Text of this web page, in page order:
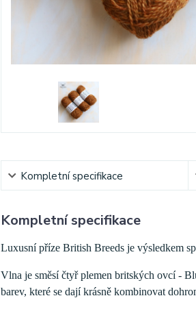
Kompletní specifikace
Kompletní specifikace
Luxusní příze British Breeds je výsledkem
Vlna je směsí čtyř plemen britských ovcí -
barev, které se dají krásně kombinovat